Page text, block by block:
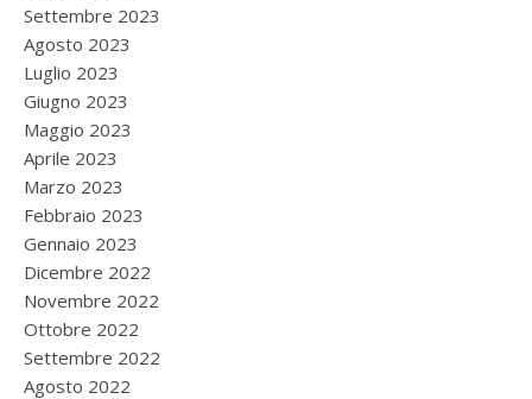
Settembre 2023
Agosto 2023
Luglio 2023
Giugno 2023
Maggio 2023
Aprile 2023
Marzo 2023
Febbraio 2023
Gennaio 2023
Dicembre 2022
Novembre 2022
Ottobre 2022
Settembre 2022
Agosto 2022